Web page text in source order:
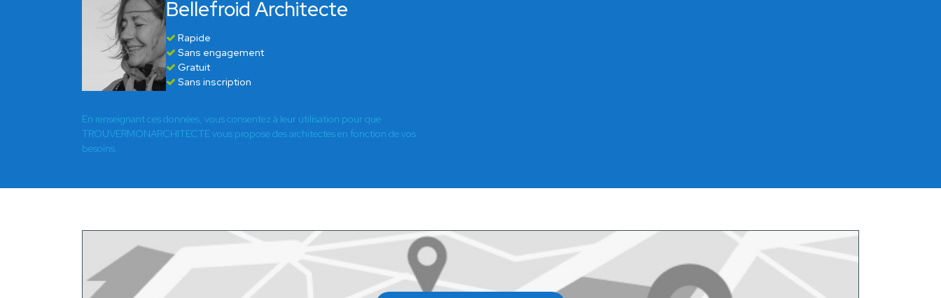
Bellefroid Architecte
Rapide
Sans engagement
Gratuit
Sans inscription
En renseignant ces données, vous consentez à leur utilisation pour que
TROUVERMONARCHITECTE vous propose des architectes en fonction de vos
besoins.